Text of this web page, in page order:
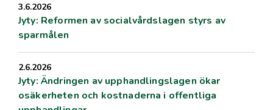
3.6.2026
Jyty: Reformen av socialvårdslagen styrs av
sparmålen
2.6.2026
Jyty: Ändringen av upphandlingslagen ökar
osäkerheten och kostnaderna i offentliga